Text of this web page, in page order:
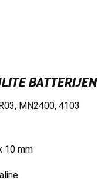
BATTERIJEN
MN2400, 4103
10 mm